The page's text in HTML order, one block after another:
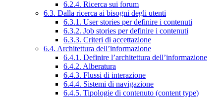
6.2.4. Ricerca sui forum
6.3. Dalla ricerca ai bisogni degli utenti
6.3.1. User stories per definire i contenuti
6.3.2. Job stories per definire i contenuti
6.3.3. Criteri di accettazione
6.4. Architettura dell’informazione
6.4.1. Definire l’architettura dell’informazione
6.4.2. Alberatura
6.4.3. Flussi di interazione
6.4.4. Sistemi di navigazione
6.4.5. Tipologie di contenuto (content type)